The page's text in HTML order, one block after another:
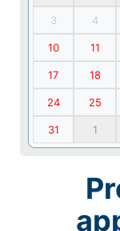
3 4
10 11
17 18
24 25
31 1